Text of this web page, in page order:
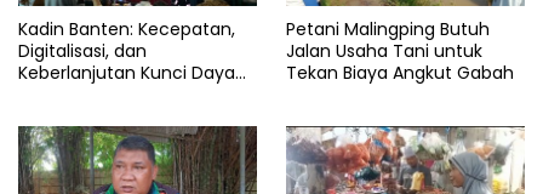
Kadin Banten: Kecepatan,
Digitalisasi, dan
Keberlanjutan Kunci Daya
Petani Malingping Butuh
Jalan Usaha Tani untuk
Tekan Biaya Angkut Gabah